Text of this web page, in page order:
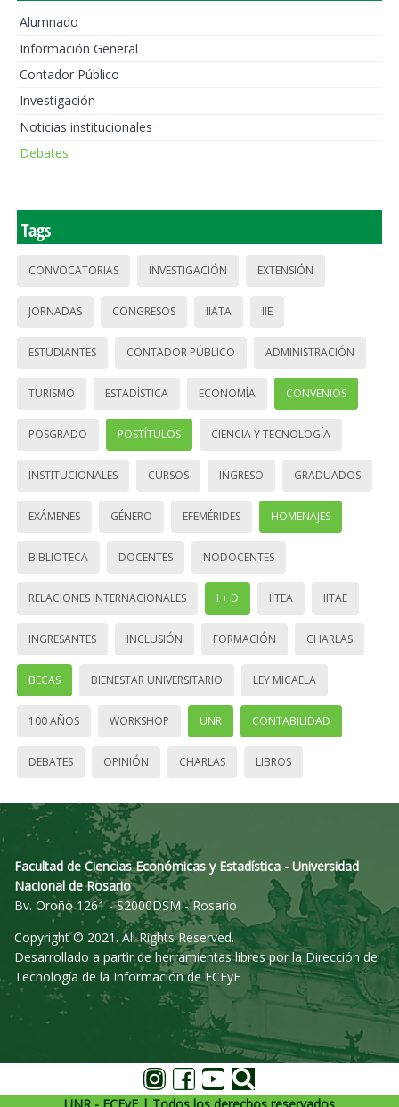
Alumnado
Información General
Contador Público
Investigación
Noticias institucionales
Debates
Tags
CONVOCATORIAS INVESTIGACIÓN EXTENSIÓN
JORNADAS CONGRESOS IIATA IIE
ESTUDIANTES CONTADOR PÚBLICO ADMINISTRACIÓN
TURISMO ESTADÍSTICA ECONOMÍA CONVENIOS
POSGRADO POSTÍTULOS CIENCIA Y TECNOLOGÍA
INSTITUCIONALES CURSOS INGRESO GRADUADOS
EXÁMENES GÉNERO EFEMÉRIDES HOMENAJES
BIBLIOTECA DOCENTES NODOCENTES
RELACIONES INTERNACIONALES I + D IITEA IITAE
INGRESANTES INCLUSIÓN FORMACIÓN CHARLAS
BECAS BIENESTAR UNIVERSITARIO LEY MICAELA
100 AÑOS WORKSHOP UNR CONTABILIDAD
DEBATES OPINIÓN CHARLAS LIBROS
Facultad de Ciencias Económicas y Estadística - Universidad
Nacional de Rosario
Bv. Oroño 1261 - S2000DSM - Rosario
Copyright © 2021. All Rights Reserved.
Desarrollado a partir de herramientas libres por la Dirección de
Tecnología de la Información de FCEyE